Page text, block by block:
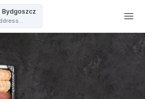
Bydgoszcz